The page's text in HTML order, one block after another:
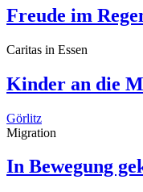
Freude im
Caritas in Essen
Kinder an die
Görlitz
Migration
In Bewegung